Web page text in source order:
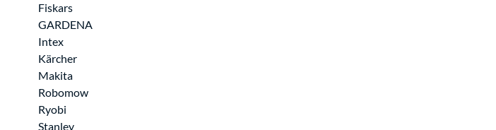
Fiskars
GARDENA
Intex
Kärcher
Makita
Robomow
Ryobi
Stanley